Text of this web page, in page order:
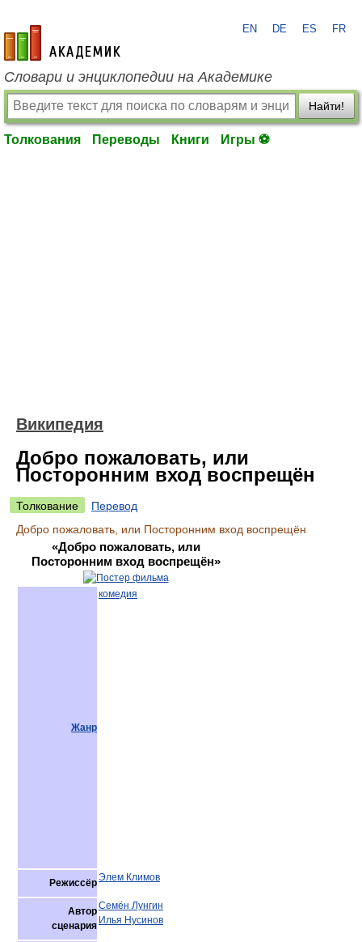
academic.ru
EN DE ES FR
Словари и энциклопедии на Академике
Найти!
Толкования Переводы Книги Игры ⚽
Википедия
Добро пожаловать, или
Посторонним вход воспрещён
Толкование
Перевод
Добро пожаловать, или Посторонним вход воспрещён
«Добро пожаловать, или
Посторонним вход воспрещён»
Жанр
комедия
РежиссёрЭлем Климов
Автор
сценария
Семён Лунгин
Илья Нусинов